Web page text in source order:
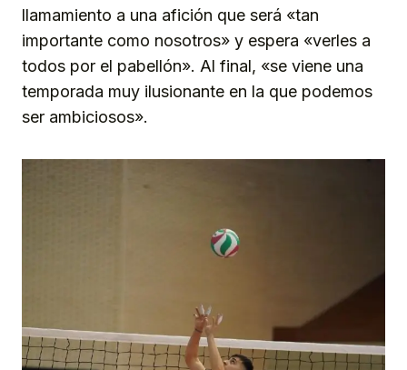
llamamiento a una afición que será «tan
importante como nosotros» y espera «verles a
todos por el pabellón». Al final, «se viene una
temporada muy ilusionante en la que podemos
ser ambiciosos».